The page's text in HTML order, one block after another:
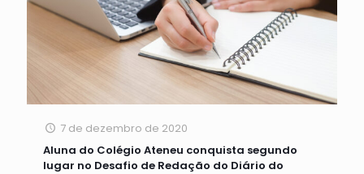
7 de dezembro de 2020
Aluna do Colégio Ateneu conquista segundo
lugar no Desafio de Redação do Diário do